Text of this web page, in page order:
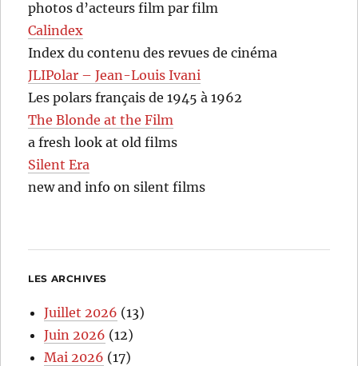
photos d’acteurs film par film
Calindex
Index du contenu des revues de cinéma
JLIPolar – Jean-Louis Ivani
Les polars français de 1945 à 1962
The Blonde at the Film
a fresh look at old films
Silent Era
new and info on silent films
LES ARCHIVES
Juillet 2026 (13)
Juin 2026 (12)
Mai 2026 (17)